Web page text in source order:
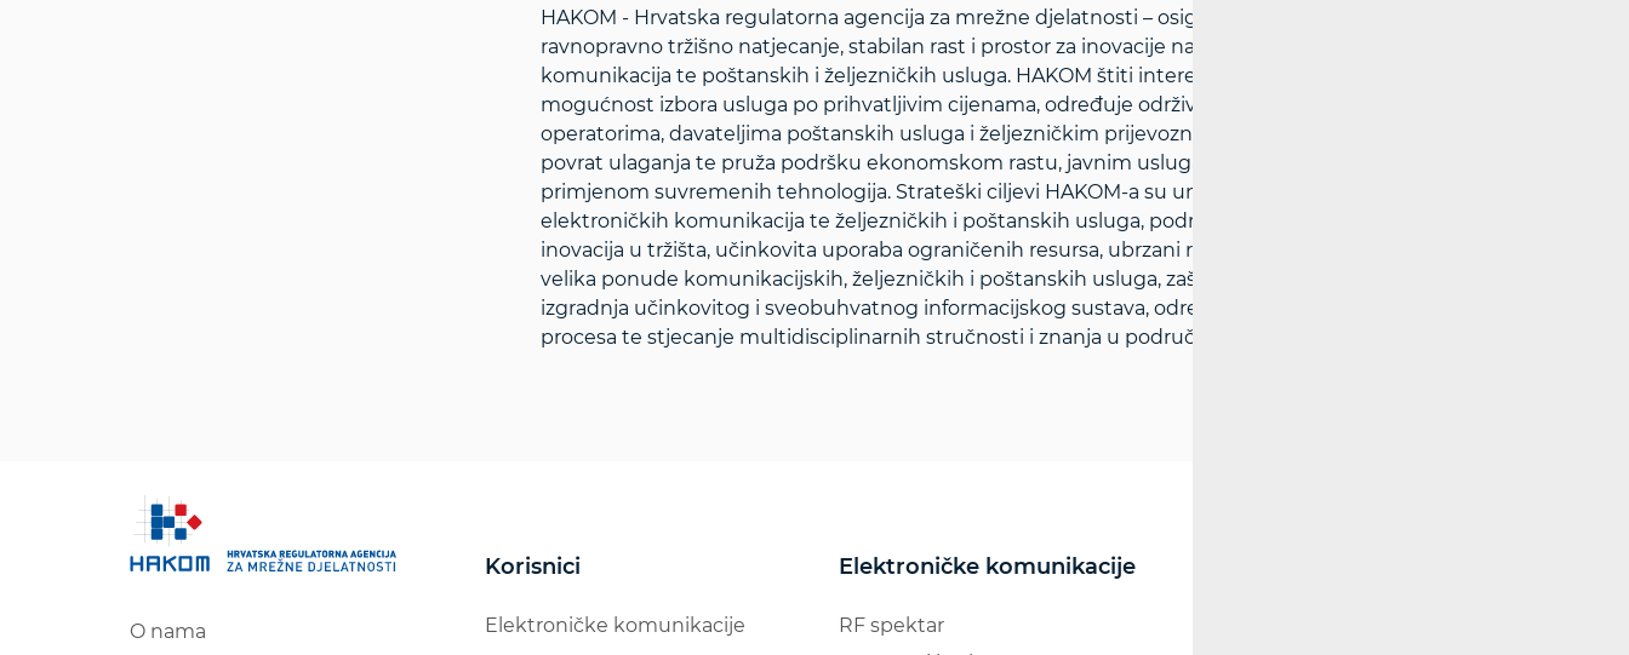
HAKOM - Hrvatska regulatorna agencija za mrežne djelatnosti – osigurava pretpostavke za
ravnopravno tržišno natjecanje, stabilan rast i prostor za inovacije na tržištima elektroničkih
komunikacija te poštanskih i željezničkih usluga. HAKOM štiti interese korisnika i osigurava
mogućnost izbora usluga po prihvatljivim cijenama, određuje održive konkurentne uvjete
operatorima, davateljima poštanskih usluga i željezničkim prijevoznicima uz pravedne uvjete za
povrat ulaganja te pruža podršku ekonomskom rastu, javnim uslugama i kakvoći života u RH
primjenom suvremenih tehnologija. Strateški ciljevi HAKOM-a su unaprjeđenje regulacije tržišta
elektroničkih komunikacija te željezničkih i poštanskih usluga, podržavanje rasta ulaganja i
inovacija u tržišta, učinkovita uporaba ograničenih resursa, ubrzani rast širokopojasnih usluga,
velika ponude komunikacijskih, željezničkih i poštanskih usluga, zaštita i informiranje korisnika,
izgradnja učinkovitog i sveobuhvatnog informacijskog sustava, određivanje i ugradnja učinkovitih
procesa te stjecanje multidisciplinarnih stručnosti i znanja u području reguliranja tržišta.
O nama
Korisnici
Elektroničke komunikacije
Elektroničke komunikacije
RF spektar